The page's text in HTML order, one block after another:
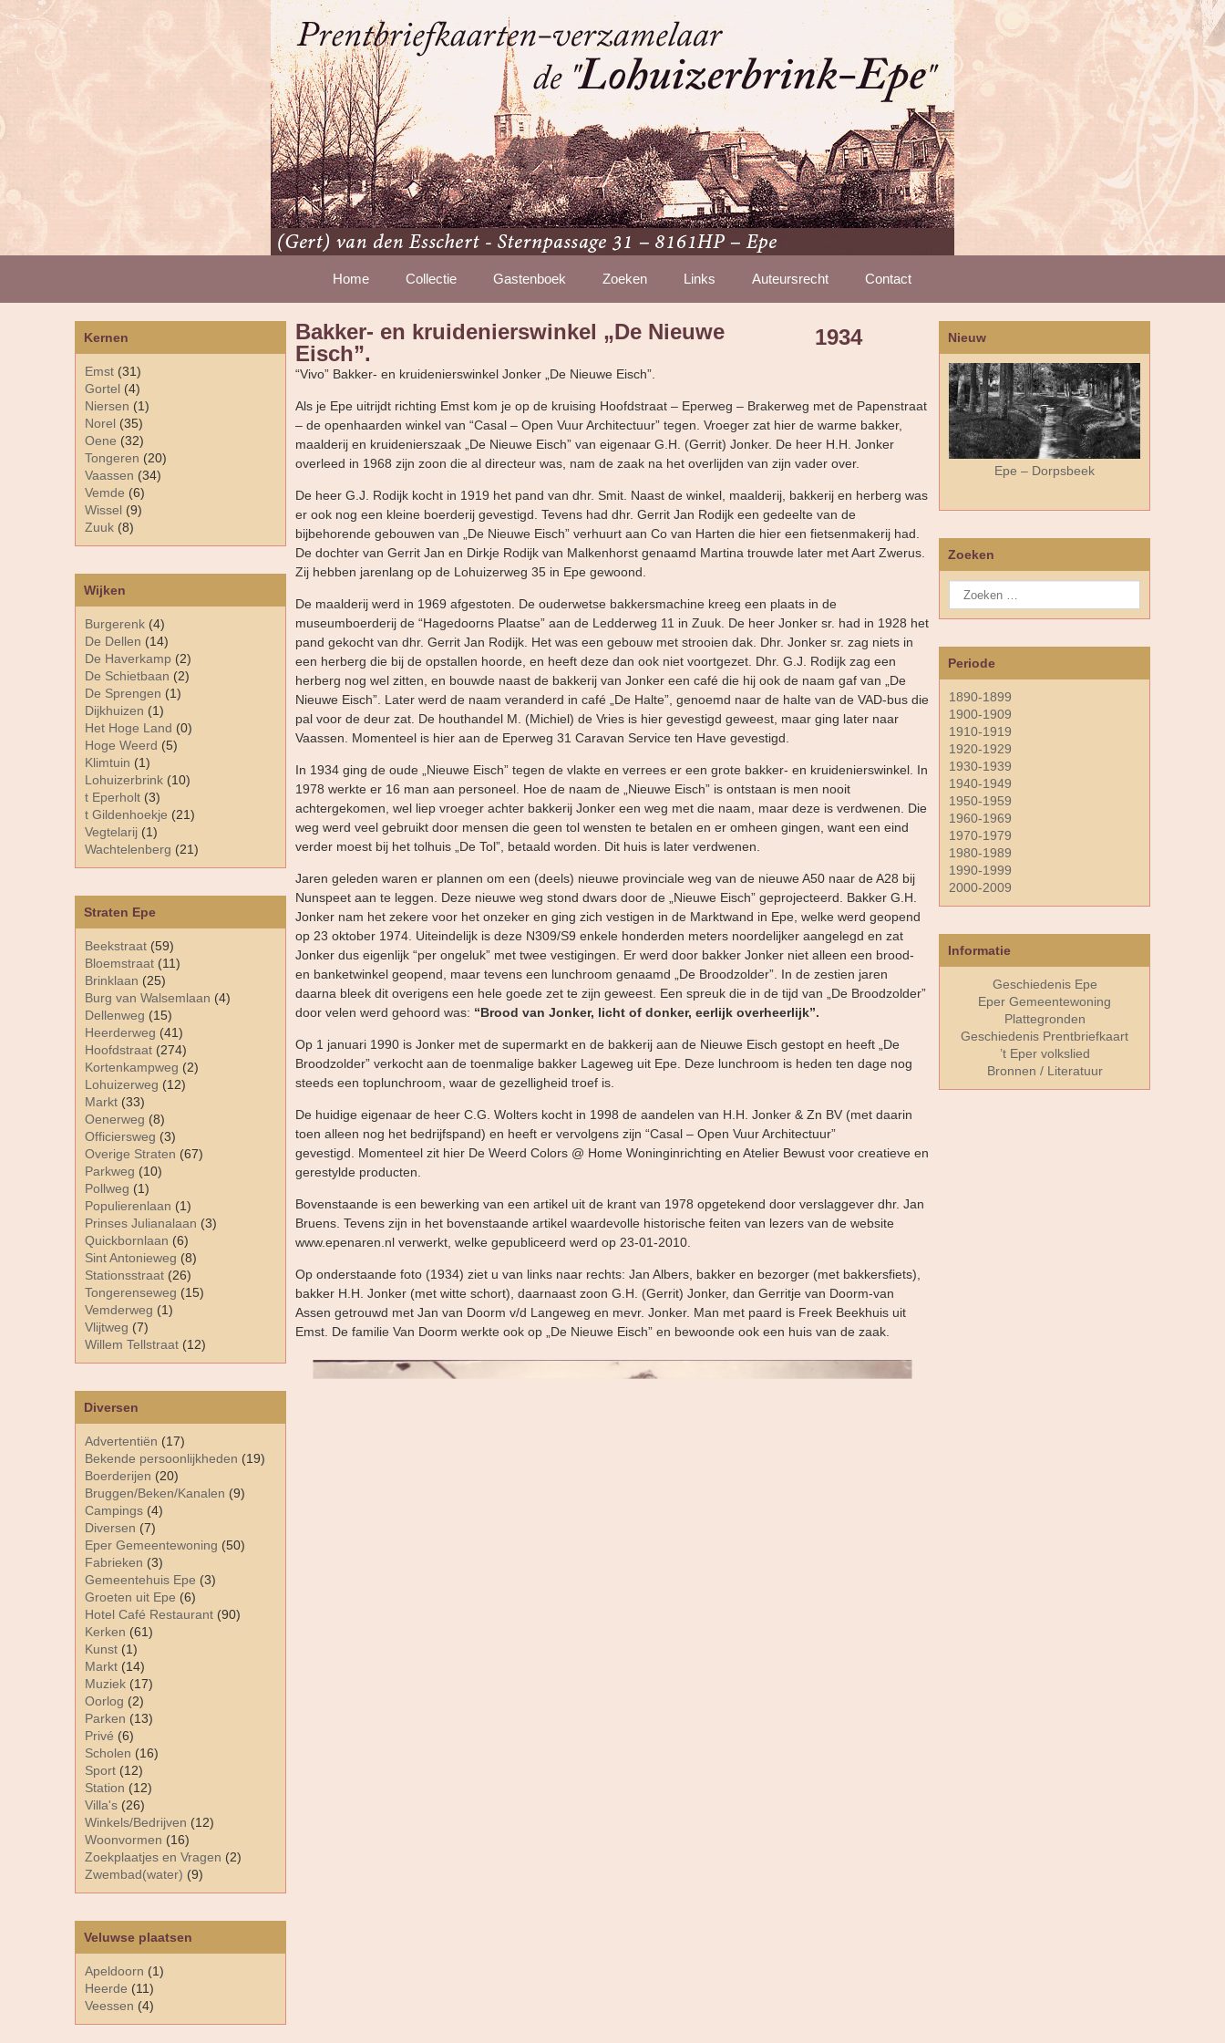
Home Collectie Gastenboek Zoeken Links Auteursrecht Contact
Diversen
Advertentiën (17)
Bekende persoonlijkheden (19)
Boerderijen (20)
Bruggen/Beken/Kanalen (9)
Campings (4)
Diversen (7)
Eper Gemeentewoning (50)
Fabrieken (3)
Gemeentehuis Epe (3)
Groeten uit Epe (6)
Hotel Café Restaurant (90)
Kerken (61)
Kunst (1)
Markt (14)
Muziek (17)
Oorlog (2)
Parken (13)
Privé (6)
Scholen (16)
Sport (12)
Station (12)
Villa's (26)
Winkels/Bedrijven (12)
Woonvormen (16)
Zoekplaatjes en Vragen (2)
Zwembad(water) (9)
Kernen
Emst (31)
Gortel (4)
Niersen (1)
Norel (35)
Oene (32)
Tongeren (20)
Vaassen (34)
Vemde (6)
Wissel (9)
Zuuk (8)
Straten Epe
Beekstraat (59)
Bloemstraat (11)
Brinklaan (25)
Burg van Walsemlaan (4)
Dellenweg (15)
Heerderweg (41)
Hoofdstraat (274)
Kortenkampweg (2)
Lohuizerweg (12)
Markt (33)
Oenerweg (8)
Officiersweg (3)
Overige Straten (67)
Parkweg (10)
Pollweg (1)
Populierenlaan (1)
Prinses Julianalaan (3)
Quickbornlaan (6)
Sint Antonieweg (8)
Stationsstraat (26)
Tongerenseweg (15)
Vemderweg (1)
Vlijtweg (7)
Willem Tellstraat (12)
Veluwse plaatsen
Apeldoorn (1)
Heerde (11)
Veessen (4)
Wijken
Burgerenk (4)
De Dellen (14)
De Haverkamp (2)
De Schietbaan (2)
De Sprengen (1)
Dijkhuizen (1)
Het Hoge Land (0)
Hoge Weerd (5)
Klimtuin (1)
Lohuizerbrink (10)
t Eperholt (3)
t Gildenhoekje (21)
Vegtelarij (1)
Wachtelenberg (21)
Bakker- en kruidenierswinkel „De Nieuwe
Eisch”.
1934
“Vivo” Bakker- en kruidenierswinkel Jonker „De Nieuwe Eisch”.
Als je Epe uitrijdt richting Emst kom je op de kruising Hoofdstraat – Eperweg – Brakerweg met de Papenstraat
– de openhaarden winkel van “Casal – Open Vuur Architectuur” tegen. Vroeger zat hier de warme bakker,
maalderij en kruidenierszaak „De Nieuwe Eisch” van eigenaar G.H. (Gerrit) Jonker. De heer H.H. Jonker
overleed in 1968 zijn zoon die al directeur was, nam de zaak na het overlijden van zijn vader over.
De heer G.J. Rodijk kocht in 1919 het pand van dhr. Smit. Naast de winkel, maalderij, bakkerij en herberg was
er ook nog een kleine boerderij gevestigd. Tevens had dhr. Gerrit Jan Rodijk een gedeelte van de
bijbehorende gebouwen van „De Nieuwe Eisch” verhuurt aan Co van Harten die hier een fietsenmakerij had.
De dochter van Gerrit Jan en Dirkje Rodijk van Malkenhorst genaamd Martina trouwde later met Aart Zwerus.
Zij hebben jarenlang op de Lohuizerweg 35 in Epe gewoond.
De maalderij werd in 1969 afgestoten. De ouderwetse bakkersmachine kreeg een plaats in de
museumboerderij de “Hagedoorns Plaatse” aan de Ledderweg 11 in Zuuk. De heer Jonker sr. had in 1928 het
pand gekocht van dhr. Gerrit Jan Rodijk. Het was een gebouw met strooien dak. Dhr. Jonker sr. zag niets in
een herberg die bij de opstallen hoorde, en heeft deze dan ook niet voortgezet. Dhr. G.J. Rodijk zag een
herberg nog wel zitten, en bouwde naast de bakkerij van Jonker een café die hij ook de naam gaf van „De
Nieuwe Eisch”. Later werd de naam veranderd in café „De Halte”, genoemd naar de halte van de VAD-bus die
pal voor de deur zat. De houthandel M. (Michiel) de Vries is hier gevestigd geweest, maar ging later naar
Vaassen. Momenteel is hier aan de Eperweg 31 Caravan Service ten Have gevestigd.
In 1934 ging de oude „Nieuwe Eisch” tegen de vlakte en verrees er een grote bakker- en kruidenierswinkel. In
1978 werkte er 16 man aan personeel. Hoe de naam de „Nieuwe Eisch” is ontstaan is men nooit
achtergekomen, wel liep vroeger achter bakkerij Jonker een weg met die naam, maar deze is verdwenen. Die
weg werd veel gebruikt door mensen die geen tol wensten te betalen en er omheen gingen, want een eind
verder moest bij het tolhuis „De Tol”, betaald worden. Dit huis is later verdwenen.
Jaren geleden waren er plannen om een (deels) nieuwe provinciale weg van de nieuwe A50 naar de A28 bij
Nunspeet aan te leggen. Deze nieuwe weg stond dwars door de „Nieuwe Eisch” geprojecteerd. Bakker G.H.
Jonker nam het zekere voor het onzeker en ging zich vestigen in de Marktwand in Epe, welke werd geopend
op 23 oktober 1974. Uiteindelijk is deze N309/S9 enkele honderden meters noordelijker aangelegd en zat
Jonker dus eigenlijk “per ongeluk” met twee vestigingen. Er werd door bakker Jonker niet alleen een brood-
en banketwinkel geopend, maar tevens een lunchroom genaamd „De Broodzolder”. In de zestien jaren
daarna bleek dit overigens een hele goede zet te zijn geweest. Een spreuk die in de tijd van „De Broodzolder”
door velen werd gehoord was: “Brood van Jonker, licht of donker, eerlijk overheerlijk”.
Op 1 januari 1990 is Jonker met de supermarkt en de bakkerij aan de Nieuwe Eisch gestopt en heeft „De
Broodzolder” verkocht aan de toenmalige bakker Lageweg uit Epe. Deze lunchroom is heden ten dage nog
steeds een toplunchroom, waar de gezelligheid troef is.
De huidige eigenaar de heer C.G. Wolters kocht in 1998 de aandelen van H.H. Jonker & Zn BV (met daarin
toen alleen nog het bedrijfspand) en heeft er vervolgens zijn “Casal – Open Vuur Architectuur”
gevestigd. Momenteel zit hier De Weerd Colors @ Home Woninginrichting en Atelier Bewust voor creatieve en
gerestylde producten.
Bovenstaande is een bewerking van een artikel uit de krant van 1978 opgetekend door verslaggever dhr. Jan
Bruens. Tevens zijn in het bovenstaande artikel waardevolle historische feiten van lezers van de website
www.epenaren.nl verwerkt, welke gepubliceerd werd op 23-01-2010.
Op onderstaande foto (1934) ziet u van links naar rechts: Jan Albers, bakker en bezorger (met bakkersfiets),
bakker H.H. Jonker (met witte schort), daarnaast zoon G.H. (Gerrit) Jonker, dan Gerritje van Doorm-van
Assen getrouwd met Jan van Doorm v/d Langeweg en mevr. Jonker. Man met paard is Freek Beekhuis uit
Emst. De familie Van Doorm werkte ook op „De Nieuwe Eisch” en bewoonde ook een huis van de zaak.
Nieuw
Epe – Dorpsbeek
Zoeken
Periode
1890-1899
1900-1909
1910-1919
1920-1929
1930-1939
1940-1949
1950-1959
1960-1969
1970-1979
1980-1989
1990-1999
2000-2009
Informatie
Geschiedenis Epe
Eper Gemeentewoning
Plattegronden
Geschiedenis Prentbriefkaart
’t Eper volkslied
Bronnen / Literatuur